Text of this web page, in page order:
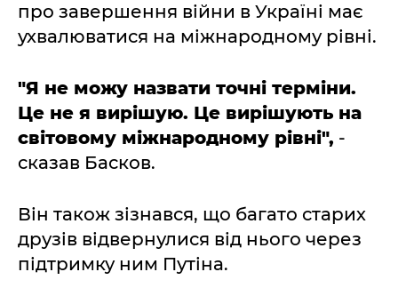
про завершення війни в Україні має
ухвалюватися на міжнародному рівні.
"Я не можу назвати точні терміни.
Це не я вирішую. Це вирішують на
світовому міжнародному рівні", -
сказав Басков.
Він також зізнався, що багато старих
друзів відвернулися від нього через
підтримку ним Путіна.